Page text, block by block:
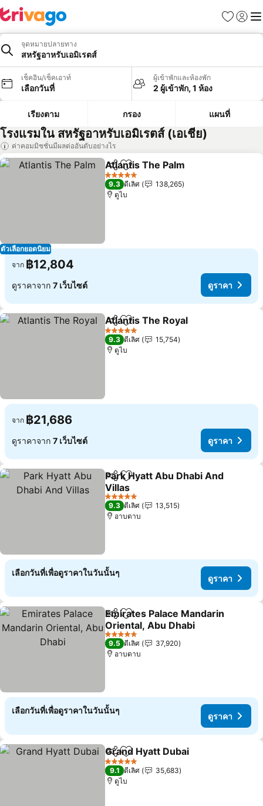
รายการโป
เข้าสู่ร
เมนู
จุดหมายปลายทาง
สหรัฐอาหรับเอมิเรตส์
เช็คอิน/เช็คเอาท์
เลือกวันที่
ผู้เข้าพักและห้องพัก
2 ผู้เข้าพัก, 1 ห้อง
เรียงตาม กรอง แผนที่
โรงแรมใน สหรัฐอาหรับเอมิเรตส์ (เอเชีย)
ค่าคอมมิชชั่นมีผลต่ออันดับอย่างไร
ตัวเลือกยอดนิยม
แชร์ เพิ่มในรายการโปรด
Atlantis The Palm
5 ดาว
9.3 ดีเลิศ
138,265
ดูไบ
จาก ฿12,804
ดูราคาจาก 7 เว็บไซต์ ดูราคา
แชร์ เพิ่มในรายการโปรด
Atlantis The Royal
5 ดาว
9.3 ดีเลิศ
15,754
ดูไบ
จาก ฿21,686
ดูราคาจาก 7 เว็บไซต์ ดูราคา
แชร์ เพิ่มในรายการโปรด
Park Hyatt Abu Dhabi And
Villas
ดูราคา
5 ดาว
9.3 ดีเลิศ
13,515
อาบดาบ
เลือกวันที่เพื่อดูราคาในวันนั้นๆ
ดูราคา
แชร์ เพิ่มในรายการโปรด
Emirates Palace Mandarin
Oriental, Abu Dhabi
ดูราคา
5 ดาว
9.5 ดีเลิศ
37,920
อาบดาบ
เลือกวันที่เพื่อดูราคาในวันนั้นๆ
ดูราคา
แชร์ เพิ่มในรายการโปรด
Grand Hyatt Dubai
5 ดาว
9.1 ดีเลิศ
35,683
ดูไบ